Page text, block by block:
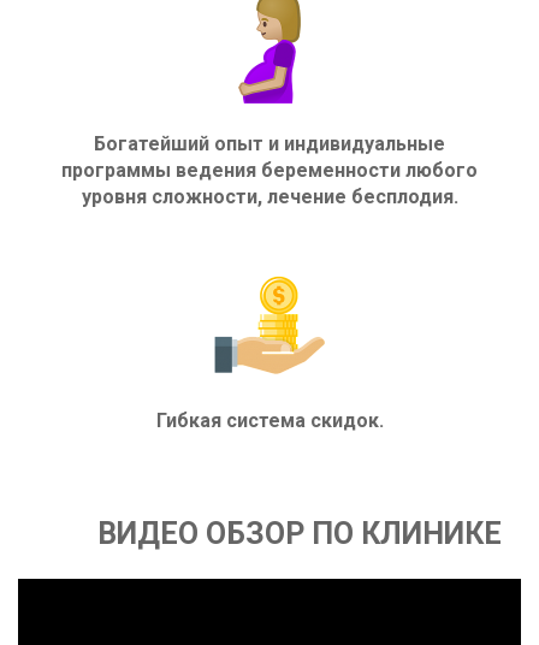
Богатейший опыт и индивидуальные
программы ведения беременности любого
уровня сложности, лечение бесплодия.
Гибкая система скидок.
ВИДЕО ОБЗОР ПО КЛИНИКЕ